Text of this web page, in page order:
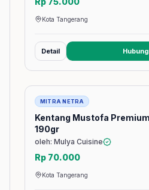
Kota Tangerang
Detail
Barang
MITRA NETRA
Kentang Mustofa
190gr
oleh: Mulya Cuisine
Rp 70.000
Kota Tangerang